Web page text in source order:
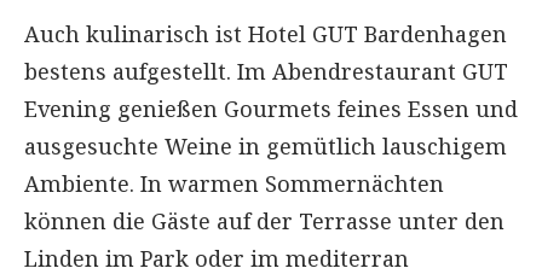
Auch kulinarisch ist Hotel GUT Bardenhagen
bestens aufgestellt. Im Abendrestaurant GUT
Evening genießen Gourmets feines Essen und
ausgesuchte Weine in gemütlich lauschigem
Ambiente. In warmen Sommernächten
können die Gäste auf der Terrasse unter den
Linden im Park oder im mediterran